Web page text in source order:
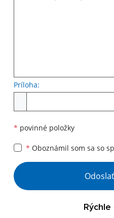
Príloha:
* povinné položky
* Oboznámil som sa so
Google reCaptcha